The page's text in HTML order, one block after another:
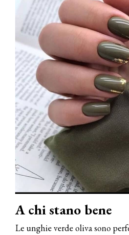
A chi stano bene
Le unghie verde oliva sono